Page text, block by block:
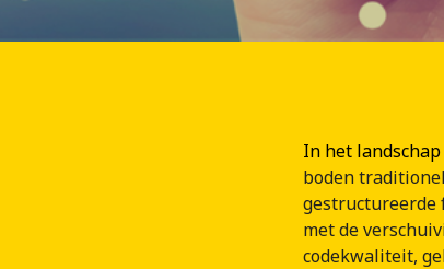
In het
boden
gestructureerde
met de
codekwaliteit,